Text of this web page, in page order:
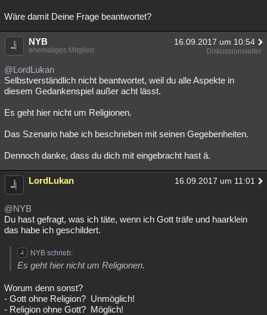
Wäre damit Deine Frage beantwortet?
NYB 16.09.2017 um 10:54
ehemaliges Mitglied Diskussionsleiter
@LordLukan
Selbstverständlich nicht beantwortet, weil du alle Aspekte in
diesem Gedankenspiel außer acht lässt.
Es geht hier nicht um Religionen.
Das Szenario habe ich beschrieben mit seinen Gegebenheiten.
Dennoch danke, dass du dich mit eingebracht hast ä.
LordLukan 16.09.2017 um 11:01
@NYB
Du hast gefragt, was ich täte, wenn ich Gott träfe und haarklein
das habe ich geschildert.
NYB schrieb:
Es geht hier nicht um Religionen.
Worum denn sonst?
- Gott ohne Religion? Unmöglich!
- Religion ohne Gott? Möglich!